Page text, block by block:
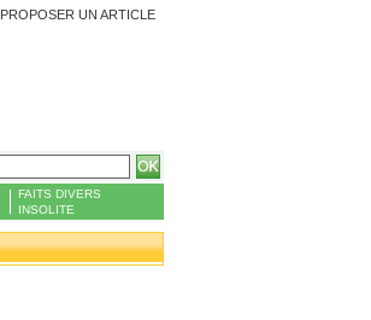
PROPOSER UN ARTICLE
FAITS DIVERS
INSOLITE